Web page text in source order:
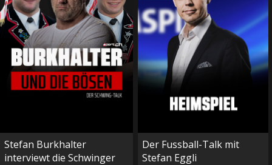
Stefan Burkhalter
interviewt die Schwinger
Der Fussball-Talk mit
Stefan Eggli